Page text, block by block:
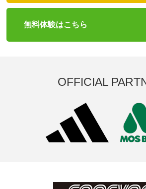
無料体験はこちら
OFFICIAL